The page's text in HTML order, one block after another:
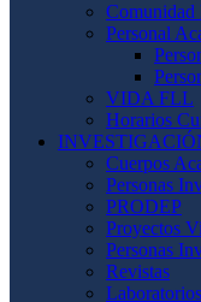
Comunidad
Personal
VIDA FLL
Horarios
Cuerpos
Personas
PRODEP
Proyectos
Personas
Revistas
Laboratorios